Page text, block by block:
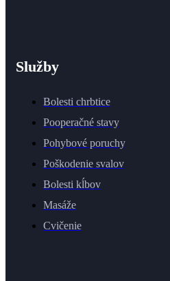
Služby
Bolesti chrbtice
Pooperačné stavy
Pohybové poruchy
Poškodenie svalov
Bolesti kĺbov
Masáže
Cvičenie